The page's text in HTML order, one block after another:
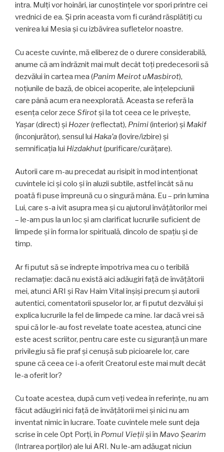
intra. Mulți vor hoinări, iar cunoștințele vor spori printre cei
vrednici de ea. Și prin aceasta vom fi curând răsplătiți cu
venirea lui Mesia și cu izbăvirea sufletelor noastre.
Cu aceste cuvinte, mă eliberez de o durere considerabilă,
anume că am îndrăznit mai mult decât toți predecesorii să
dezvălui în cartea mea (Panim Meirot uMasbirot),
noţiunile de bază, de obicei acoperite, ale înţelepciunii
care până acum era neexplorată. Aceasta se referă la
esența celor zece Sfirotși la tot ceea ce le privește,
Yaşar(direct) și Hozer(reflectat), Pnimi(interior) și Makif
(înconjurător), sensul lui Haka’a(lovire/izbire) și
semnificația lui Hizdakhut(purificare/curățare).
Autorii care m-au precedat au risipit în mod intenționat
cuvintele ici și colo și în aluzii subtile, astfel încât să nu
poată fi puse împreună cu o singură mâna. Eu – prin lumina
Lui, care s-a ivit asupra mea și cu ajutorul învăţătorilor mei
– le-am pus la un loc și am clarificat lucrurile suficient de
limpede și în forma lor spirituală, dincolo de spaţiu şi de
timp.
Ar fi putut să se îndrepte împotriva mea cu o teribilă
reclamaţie: dacă nu există aici adăugiri faţă de învăţătorii
mei, atunci ARI și Rav Haim Vital înşişi precum și autorii
autentici, comentatorii spuselor lor, ar fi putut dezvălui și
explica lucrurile la fel de limpede ca mine. Iar dacă vrei să
spui că lor le-au fost revelate toate acestea, atunci cine
este acest scriitor, pentru care este cu siguranță un mare
privilegiu să fie praf și cenușă sub picioarele lor, care
spune că ceea ce i-a oferit Creatorul este mai mult decât
le-a oferit lor?
Cu toate acestea, după cum veți vedea în referințe, nu am
făcut adăugiri nici faţă de învăţătorii mei și nici nu am
inventat nimic în lucrare. Toate cuvintele mele sunt deja
scrise în cele Opt Porți, în Pomul Viețiiși în Mavo Şearim
(Intrarea porților) ale lui ARI. Nu le-am adăugat niciun